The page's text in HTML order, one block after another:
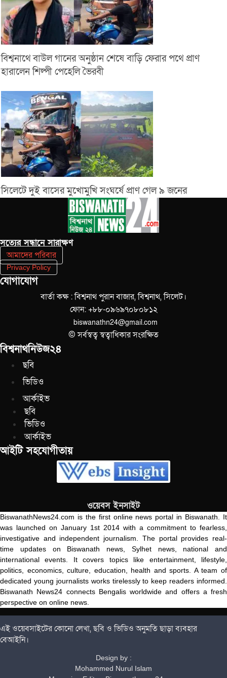
বিশ্বনাথে বাউল গানের অনুষ্ঠান শেষে বাড়ি ফেরার পথে প্রাণ
হারালেন শিল্পী পেহেলি ভৈরবী
সিলেটে দুই বাসের মুখোমুখি সংঘর্ষে প্রাণ গেল ৯ জনের
সত‌্যের সন্ধানে সারাক্ষণ
আমাদের পরিবার
Privacy Policy
যোগাযোগ
বার্তা কক্ষ : বিশ্বনাথ পুরান বাজার, বিশ্বনাথ, সিলেট।
ফোন: +৮৮-০৯৬৯৭০৮০৮১২
biswanathn24@gmail.com
© সর্বস্বত্ব স্বত্বাধিকার সংরক্ষিত
বিশ্বনাথনিউজ২৪
ছবি
ভিডিও
আর্কাইভ
ছবি
ভিডিও
আর্কাইভ
আইটি সহযোগীতায়
ওয়েবস ইনসাইট
BiswanathNews24.com is the first online news portal in Biswanath. It
was launched on January 1st 2014 with a commitment to fearless,
investigative and independent journalism. The portal provides real-
time updates on Biswanath news, Sylhet news, national and
international events. It covers topics like entertainment, lifestyle,
politics, economics, culture, education, health and sports. A team of
dedicated young journalists works tirelessly to keep readers informed.
Biswanath News24 connects Bengalis worldwide and offers a fresh
perspective on online news.
এই ওয়েবসাইটের কোনো লেখা, ছবি ও ভিডিও অনুমতি ছাড়া ব্যবহার
বেআইনি।
Design by :
Mohammed Nurul Islam